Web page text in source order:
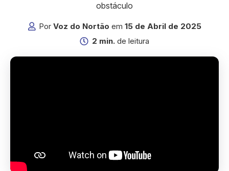
obstáculo
Por Voz do Nortão em 15 de Abril de 2025
2 min. de leitura